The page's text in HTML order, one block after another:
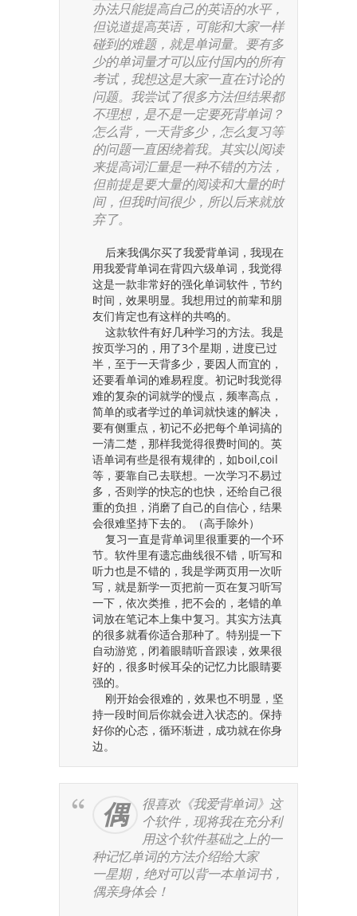
办法只能提高自己的英语的水平，
但说道提高英语，可能和大家一样
碰到的难题，就是单词量。要有多
少的单词量才可以应付国内的所有
考试，我想这是大家一直在讨论的
问题。我尝试了很多方法但结果都
不理想，是不是一定要死背单词？
怎么背，一天背多少，怎么复习等
的问题一直困绕着我。其实以阅读
来提高词汇量是一种不错的方法，
但前提是要大量的阅读和大量的时
间，但我时间很少，所以后来就放
弃了。
后来我偶尔买了我爱背单词，我现在
用我爱背单词在背四六级单词，我觉得
这是一款非常好的强化单词软件，节约
时间，效果明显。我想用过的前辈和朋
友们肯定也有这样的共鸣的。
这款软件有好几种学习的方法。我是
按页学习的，用了3个星期，进度已过
半，至于一天背多少，要因人而宜的，
还要看单词的难易程度。初记时我觉得
难的复杂的词就学的慢点，频率高点，
简单的或者学过的单词就快速的解决，
要有侧重点，初记不必把每个单词搞的
一清二楚，那样我觉得很费时间的。英
语单词有些是很有规律的，如boil,coil
等，要靠自己去联想。一次学习不易过
多，否则学的快忘的也快，还给自己很
重的负担，消磨了自己的自信心，结果
会很难坚持下去的。（高手除外）
复习一直是背单词里很重要的一个环
节。软件里有遗忘曲线很不错，听写和
听力也是不错的，我是学两页用一次听
写，就是新学一页把前一页在复习听写
一下，依次类推，把不会的，老错的单
词放在笔记本上集中复习。其实方法真
的很多就看你适合那种了。特别提一下
自动游览，闭着眼睛听音跟读，效果很
好的，很多时候耳朵的记忆力比眼睛要
强的。
刚开始会很难的，效果也不明显，坚
持一段时间后你就会进入状态的。保持
好你的心态，循环渐进，成功就在你身
边。
偶
很喜欢《我爱背单词》这
个软件，现将我在充分利
用这个软件基础之上的一
种记忆单词的方法介绍给大家
一星期，绝对可以背一本单词书，
偶亲身体会！